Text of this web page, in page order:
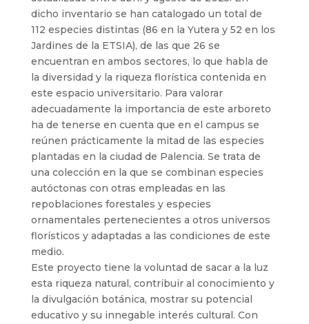
dicho inventario se han catalogado un total de
112 especies distintas (86 en la Yutera y 52 en los
Jardines de la ETSIA), de las que 26 se
encuentran en ambos sectores, lo que habla de
la diversidad y la riqueza florística contenida en
este espacio universitario. Para valorar
adecuadamente la importancia de este arboreto
ha de tenerse en cuenta que en el campus se
reúnen prácticamente la mitad de las especies
plantadas en la ciudad de Palencia. Se trata de
una colección en la que se combinan especies
autóctonas con otras empleadas en las
repoblaciones forestales y especies
ornamentales pertenecientes a otros universos
florísticos y adaptadas a las condiciones de este
medio.
Este proyecto tiene la voluntad de sacar a la luz
esta riqueza natural, contribuir al conocimiento y
la divulgación botánica, mostrar su potencial
educativo y su innegable interés cultural. Con